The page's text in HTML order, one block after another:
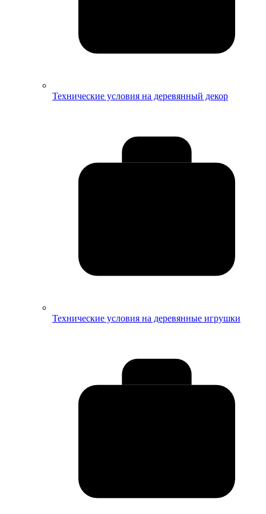
Технические условия на деревянный декор
Технические условия на деревянные игрушки